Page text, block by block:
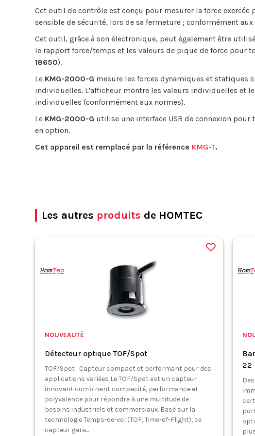
Cet outil de contrôle est conçu pour mesurer la force
sensible de sécurité, lors de sa fermeture ; conformément aux
Cet outil, grâce à son électronique, peut également être
le rapport force/temps et les valeurs de pique de force pour
18650).
Le KMG-2000-G mesure les forces dynamiques et statiques
individuelles. L'afficheur montre les valeurs individuelles et
individuelles (conformément aux normes).
Le KMG-2000-G utilise une interface USB de connexion
en option.
Cet appareil est remplacé par la référence KMG-T.
Les autres produits de HOMTEC
NOUVEAUTÉ
Détecteur optique TOF/Spot
TOF/Spot : Capteur compact et performant pour des
applications variées Le TOF/Spot est un capteur
innovant combinant compacité, performance et
polyvalence pour répondre à une multitude de
besoins industriels et commerciaux. Basé sur la
technologie Temps-de-vol (TOF, Time-of-Flight), ce
capteur gara...
22